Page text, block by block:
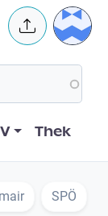
User
Thek
SPÖ